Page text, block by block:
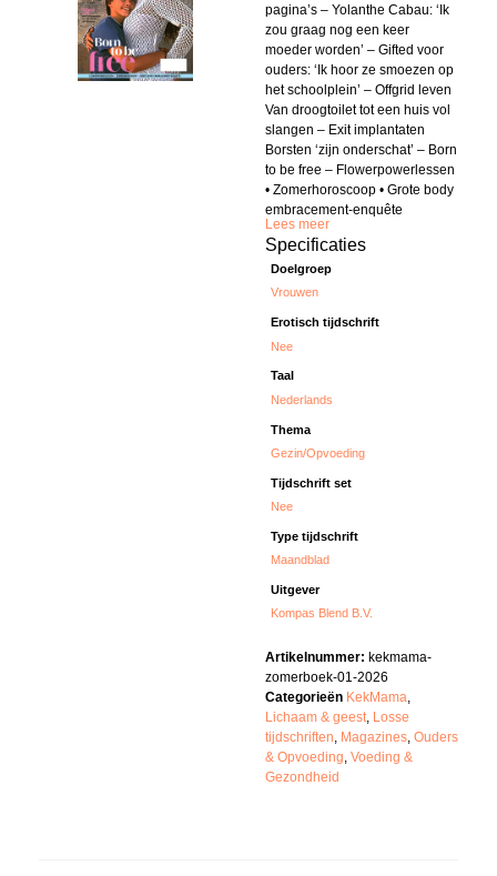
pagina’s – Yolanthe Cabau: ‘Ik
zou graag nog een keer
moeder worden’ – Gifted voor
ouders: ‘Ik hoor ze smoezen op
het schoolplein’ – Offgrid leven
Van droogtoilet tot een huis vol
slangen – Exit implantaten
Borsten ‘zijn onderschat’ – Born
to be free – Flowerpowerlessen
• Zomerhoroscoop • Grote body
embracement-enquête
Lees meer
Specificaties
Doelgroep
Vrouwen
Erotisch tijdschrift
Nee
Taal
Nederlands
Thema
Gezin/Opvoeding
Tijdschrift set
Nee
Type tijdschrift
Maandblad
Uitgever
Kompas Blend B.V.
Artikelnummer: kekmama-
zomerboek-01-2026
Categorieën KekMama,
Lichaam & geest, Losse
tijdschriften, Magazines, Ouders
& Opvoeding, Voeding &
Gezondheid